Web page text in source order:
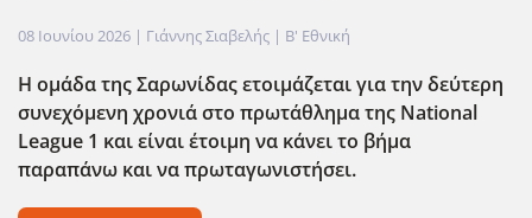
08 Ιουνίου 2026 | Γιάννης Σιαβελής | Β' Εθνική
Η ομάδα της Σαρωνίδας ετοιμάζεται για την δεύτερη
συνεχόμενη χρονιά στο πρωτάθλημα της National
League 1 και είναι έτοιμη να κάνει το βήμα
παραπάνω και να πρωταγωνιστήσει.